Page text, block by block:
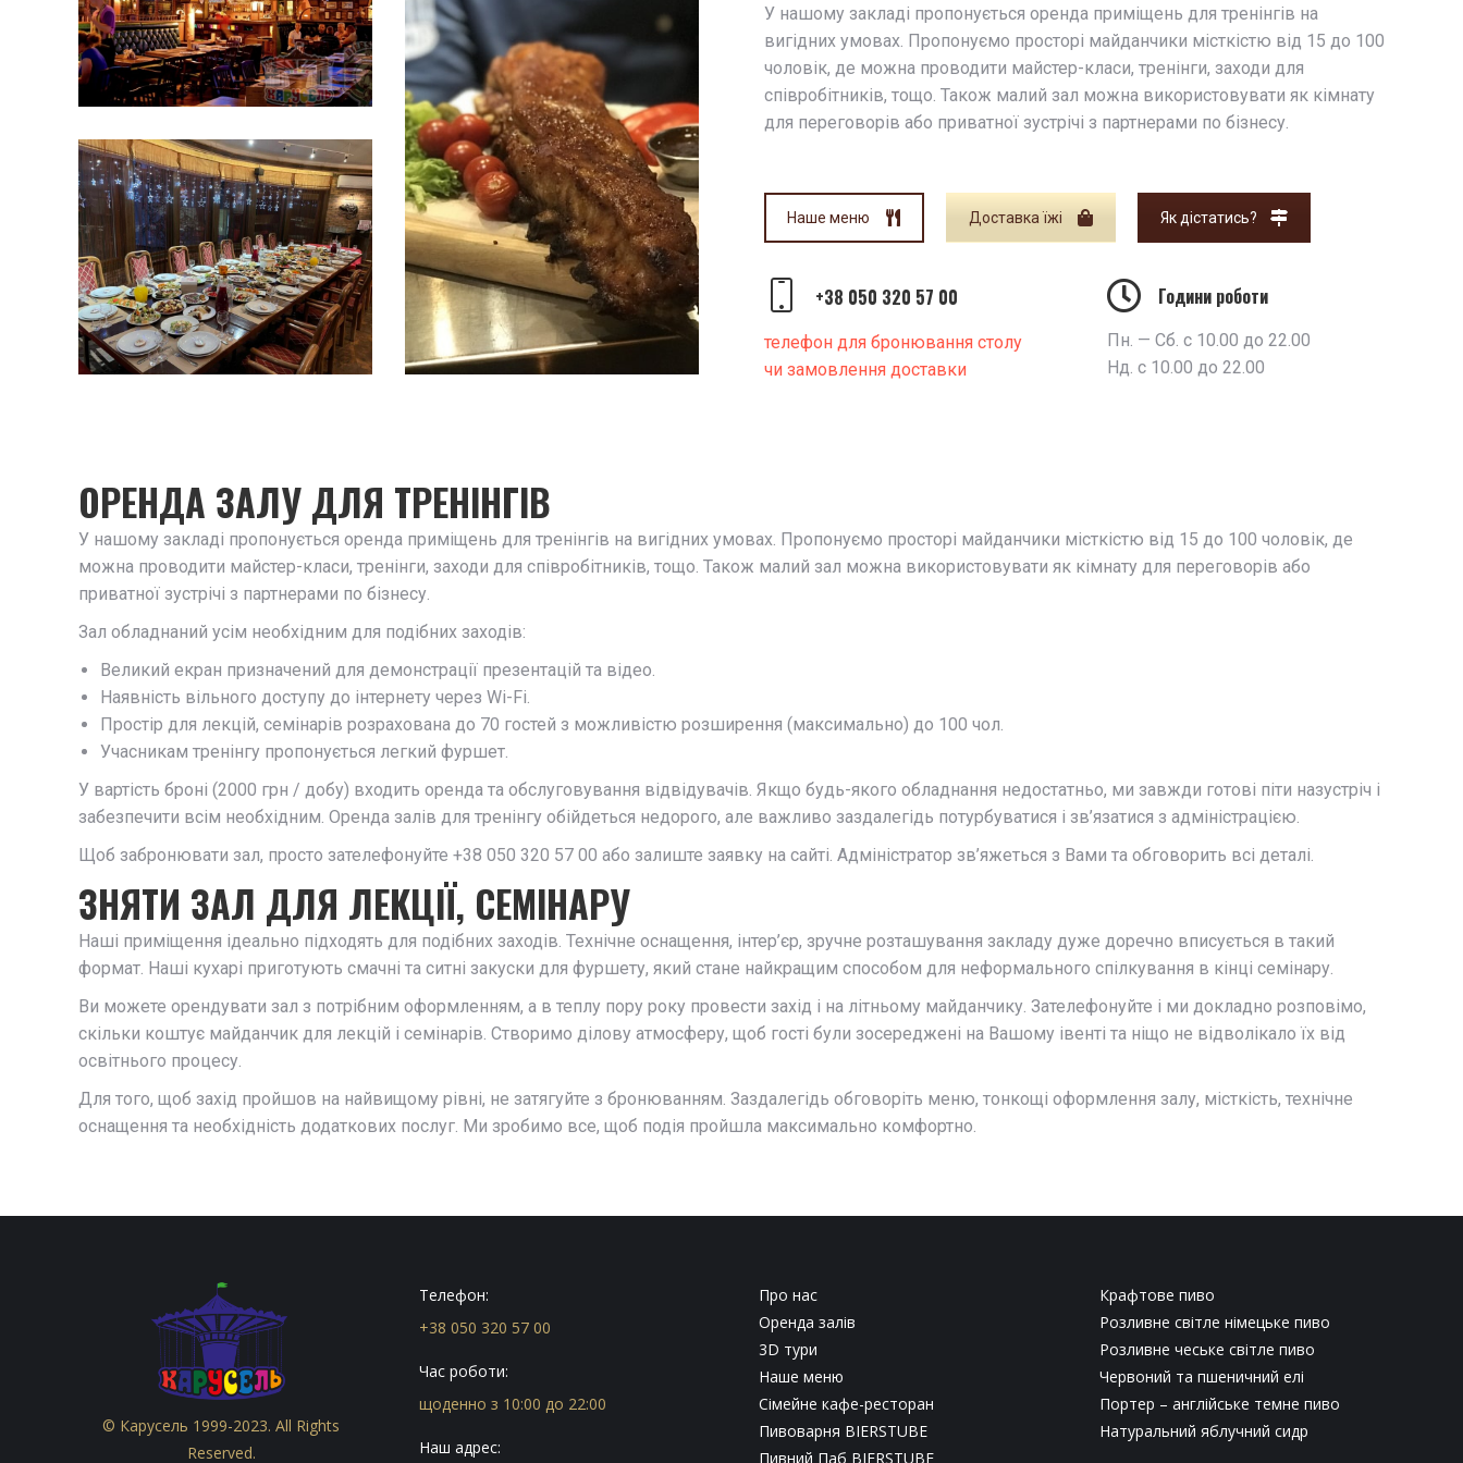
У нашому закладі пропонується оренда приміщень для тренінгів на
вигідних умовах. Пропонуємо просторі майданчики місткістю від 15 до 100
чоловік, де можна проводити майстер-класи, тренінги, заходи для
співробітників, тощо. Також малий зал можна використовувати як кімнату
для переговорів або приватної зустрічі з партнерами по бізнесу.
Наше меню Доставка їжі Як дістатись?
+38 050 320 57 00
телефон для бронювання столу
чи замовлення доставки
Години роботи
Пн. — Сб. с 10.00 до 22.00
Нд. с 10.00 до 22.00
ОРЕНДА ЗАЛУ ДЛЯ ТРЕНІНГІВ
У нашому закладі пропонується оренда приміщень для тренінгів на вигідних умовах. Пропонуємо просторі майданчики місткістю від 15 до 100 чоловік, де
можна проводити майстер-класи, тренінги, заходи для співробітників, тощо. Також малий зал можна використовувати як кімнату для переговорів або
приватної зустрічі з партнерами по бізнесу.
Зал обладнаний усім необхідним для подібних заходів:
Великий екран призначений для демонстрації презентацій та відео.
Наявність вільного доступу до інтернету через Wi-Fi.
Простір для лекцій, семінарів розрахована до 70 гостей з можливістю розширення (максимально) до 100 чол.
Учасникам тренінгу пропонується легкий фуршет.
У вартість броні (2000 грн / добу) входить оренда та обслуговування відвідувачів. Якщо будь-якого обладнання недостатньо, ми завжди готові піти назустріч і
забезпечити всім необхідним. Оренда залів для тренінгу обійдеться недорого, але важливо заздалегідь потурбуватися і зв’язатися з адміністрацією.
Щоб забронювати зал, просто зателефонуйте +38 050 320 57 00 або залиште заявку на сайті. Адміністратор зв’яжеться з Вами та обговорить всі деталі.
ЗНЯТИ ЗАЛ ДЛЯ ЛЕКЦІЇ, СЕМІНАРУ
Наші приміщення ідеально підходять для подібних заходів. Технічне оснащення, інтер’єр, зручне розташування закладу дуже доречно вписується в такий
формат. Наші кухарі приготують смачні та ситні закуски для фуршету, який стане найкращим способом для неформального спілкування в кінці семінару.
Ви можете орендувати зал з потрібним оформленням, а в теплу пору року провести захід і на літньому майданчику. Зателефонуйте і ми докладно розповімо,
скільки коштує майданчик для лекцій і семінарів. Створимо ділову атмосферу, щоб гості були зосереджені на Вашому івенті та ніщо не відволікало їх від
освітнього процесу.
Для того, щоб захід пройшов на найвищому рівні, не затягуйте з бронюванням. Заздалегідь обговоріть меню, тонкощі оформлення залу, місткість, технічне
оснащення та необхідність додаткових послуг. Ми зробимо все, щоб подія пройшла максимально комфортно.
© Карусель 1999-2023. All Rights
Reserved.
Телефон:
+38 050 320 57 00
Час роботи:
щоденно з 10:00 до 22:00
Наш адрес:
Про нас
Оренда залів
3D тури
Наше меню
Сімейне кафе-ресторан
Пивоварня BIERSTUBE
Пивний Паб BIERSTUBE
Крафтове пиво
Розливне світле німецьке пиво
Розливне чеське світле пиво
Червоний та пшеничний елі
Портер – англійське темне пиво
Натуральний яблучний сидр